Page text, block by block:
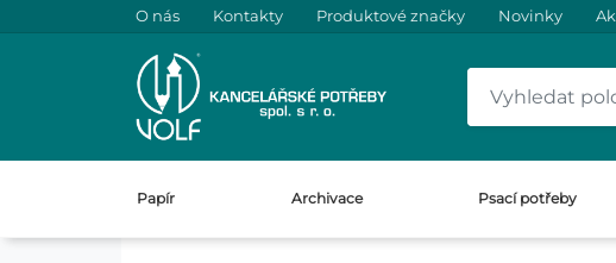
O nás Kontakty Produktové značky Novinky
Papír Archivace Psací potřeby